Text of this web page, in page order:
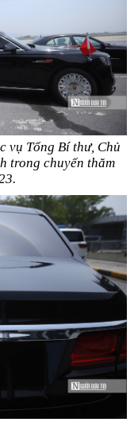
vụ Tổng Bí thư, Chủ
trong chuyến thăm